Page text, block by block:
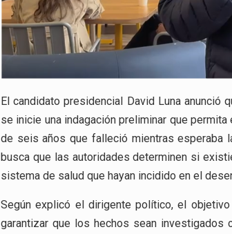
El candidato presidencial David Luna anunció
se inicie una indagación preliminar que
de seis años que falleció mientras esperaba
busca que las autoridades determinen si
sistema de salud que hayan incidido en el
Según explicó el dirigente político, el
garantizar que los hechos sean investigados